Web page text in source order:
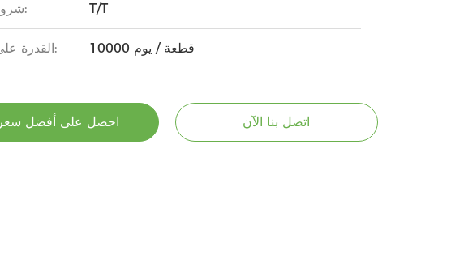
شروط الدفع: T/T
القدرة على التوريد: 10000 قطعة / يوم
احصل على أفضل سعر اتصل بنا الآن